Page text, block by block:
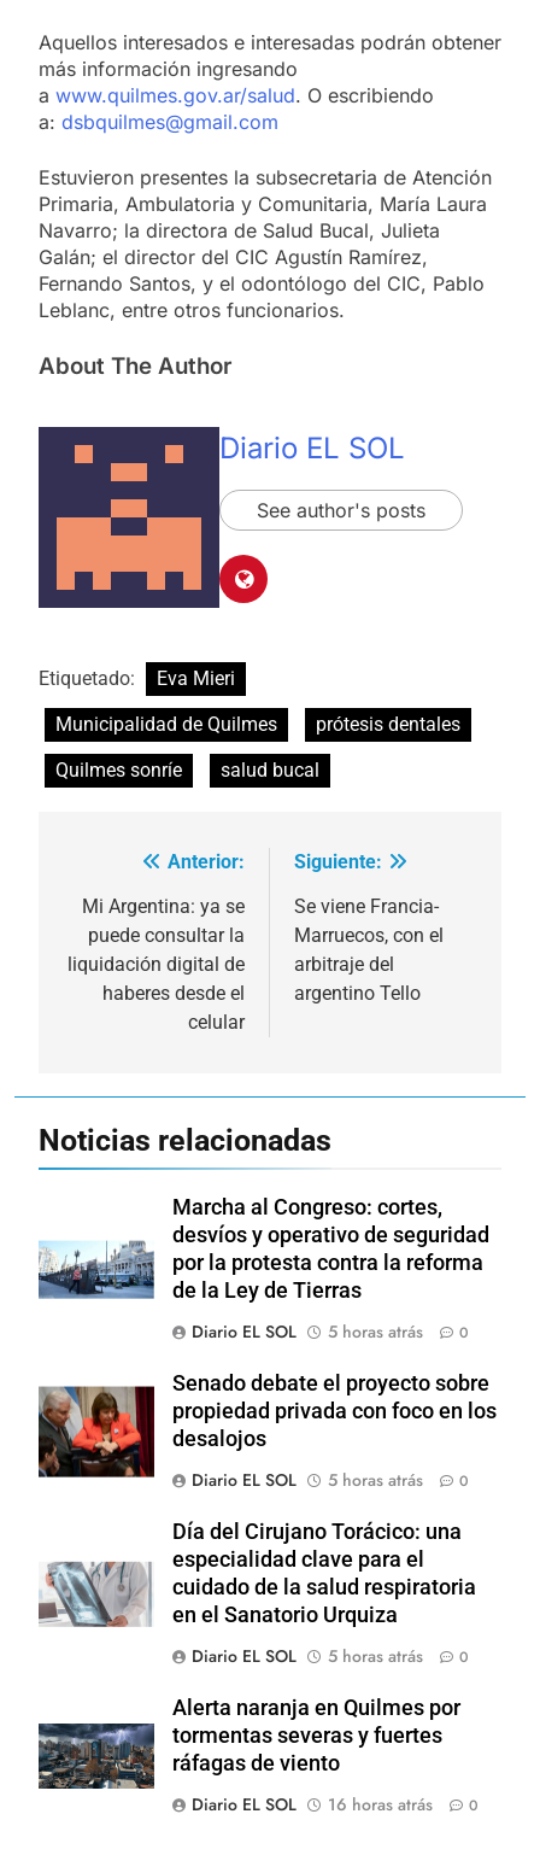
Aquellos interesados e interesadas podrán obtener
más información ingresando
a www.quilmes.gov.ar/salud. O escribiendo
a: dsbquilmes@gmail.com
Estuvieron presentes la subsecretaria de Atención
Primaria, Ambulatoria y Comunitaria, María Laura
Navarro; la directora de Salud Bucal, Julieta
Galán; el director del CIC Agustín Ramírez,
Fernando Santos, y el odontólogo del CIC, Pablo
Leblanc, entre otros funcionarios.
About The Author
Diario EL SOL
See author's posts
Etiquetado:
Eva Mieri
Municipalidad de Quilmes
prótesis dentales
Quilmes sonríe
salud bucal
Navegación
de
entradas
Anterior:
Mi Argentina: ya se
puede consultar la
liquidación digital de
haberes desde el
celular
Siguiente:
Se viene Francia-
Marruecos, con el
arbitraje del
argentino Tello
Noticias relacionadas
Marcha al Congreso: cortes,
desvíos y operativo de seguridad
por la protesta contra la reforma
de la Ley de Tierras
Diario EL SOL
5 horas atrás 0
Senado debate el proyecto sobre
propiedad privada con foco en los
desalojos
Diario EL SOL
5 horas atrás 0
Día del Cirujano Torácico: una
especialidad clave para el
cuidado de la salud respiratoria
en el Sanatorio Urquiza
Diario EL SOL
5 horas atrás 0
Alerta naranja en Quilmes por
tormentas severas y fuertes
ráfagas de viento
Diario EL SOL
16 horas atrás 0